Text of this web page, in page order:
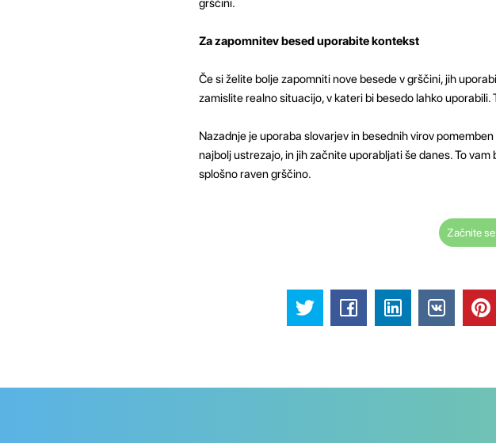
Za zapomnitev besed uporabite kontekst
Če si želite bolje zapomniti nove besede v grščini, jih
zamislite realno situacijo, v kateri bi besedo lahko
Nazadnje je uporaba slovarjev in besednih virov
najbolj ustrezajo, in jih začnite uporabljati še danes. To
splošno raven grščino.
Začnite